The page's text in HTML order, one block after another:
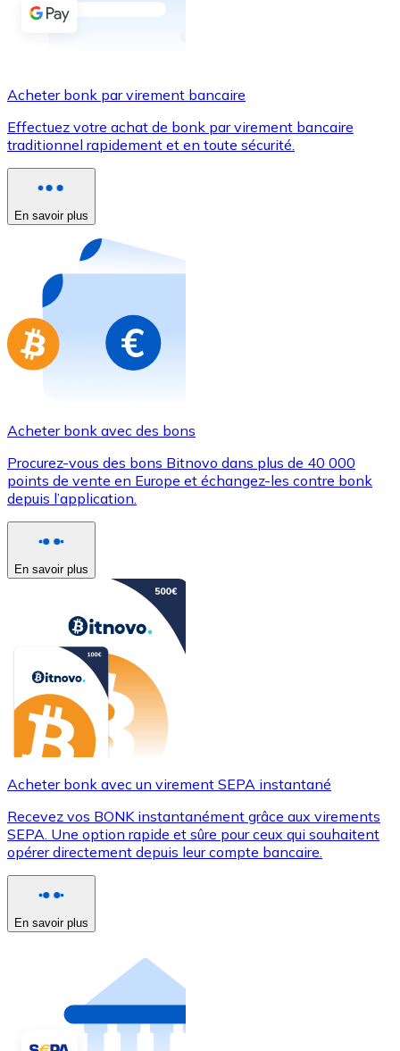
Virement SEPA
Utilisez les cartes Visa et Mastercard pour acheter
Acheter avec carte
Nouveau
Achetez des cartes-cadeaux de vos marques
Aller à la boutique de cartes-cadeaux
Acheter bonk par virement bancaire
Effectuez votre achat de bonk par virement bancaire
traditionnel rapidement et en toute sécurité.
En savoir plus
Acheter bonk avec des bons
Procurez-vous des bons Bitnovo dans plus de 40 000
points de vente en Europe et échangez-les contre bonk
depuis l’application.
En savoir plus
Acheter bonk avec un virement SEPA instantané
Recevez vos BONK instantanément grâce aux virements
SEPA. Une option rapide et sûre pour ceux qui souhaitent
opérer directement depuis leur compte bancaire.
En savoir plus